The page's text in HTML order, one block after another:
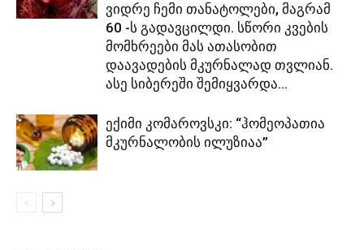
ვიდრე ჩემი თანატოლები, მაგრამ
60 -ს გადავცილდი. სწორი კვების
მომხრეები მას ათასობით
დაავადების მკურნალად თვლიან.
ასე სიბერეში შემიყვარდა...
ექიმი კომაროვსკი: “ჰომეოპათია
მკურნალობის ილუზიაა”